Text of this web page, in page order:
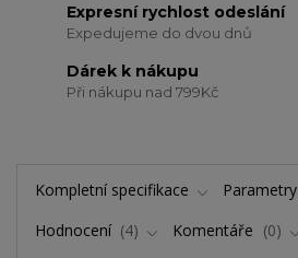
Expresní rychlost odeslání
Expedujeme do dvou dnů
Dárek k nákupu
Při nákupu nad 799Kč
Kompletní specifikace
Parametry
Hodnocení
4 Komentáře
0